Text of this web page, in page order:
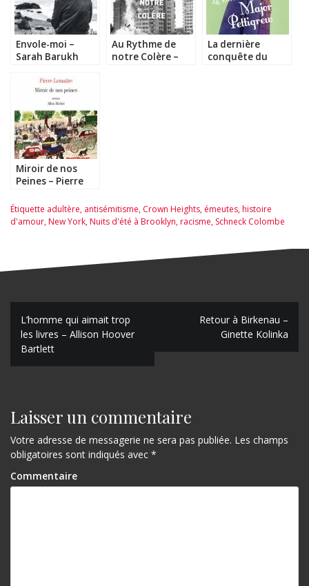
Envole-moi –
Sarah Barukh
Au Rythme de
notre Colère –
La dernière
conquête du
Miroir de nos
Peines – Pierre
Étiquette adultère, antisémitisme, Crown Heights, émeutes,histoire
d'amour,New York,Nuits d'été à Brooklyn,racisme, Schneck Colombe
N
v
g
a
t
i
L’homme qui aimait trop
les livres – Allison Hoover
Bartlett
Retour à Birkenau –
Ginette Kolinka
Laisser un commentaire
Votre adresse de messagerie ne sera pas publiée. Les champs
obligatoires sont indiqués avec *
Commentaire